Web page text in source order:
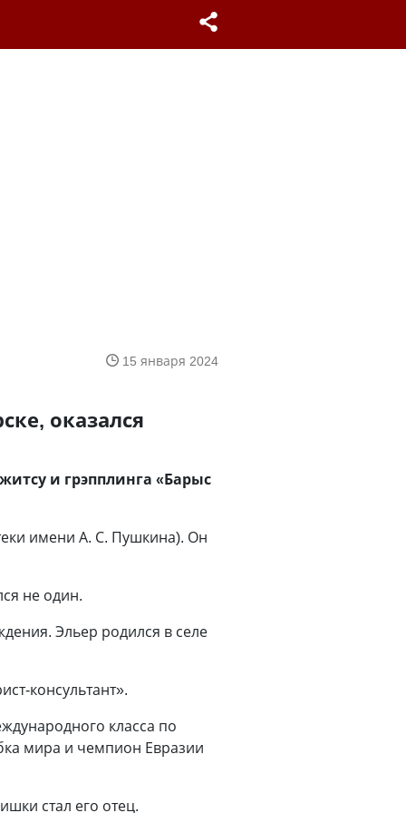
15 января 2024
оказался
и грэпплинга «Барыс
имени А. С. Пушкина). Он
не один.
Эльер родился в селе
консультант».
класса по
мира и чемпион Евразии
стал его отец.